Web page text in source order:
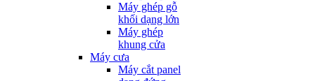
Máy ghép gỗ
khối dạng lớn
Máy ghép
khung cửa
Máy cưa
Máy cắt panel